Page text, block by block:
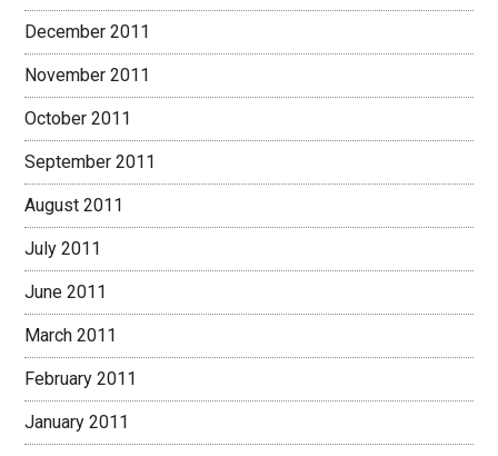
December 2011
November 2011
October 2011
September 2011
August 2011
July 2011
June 2011
March 2011
February 2011
January 2011